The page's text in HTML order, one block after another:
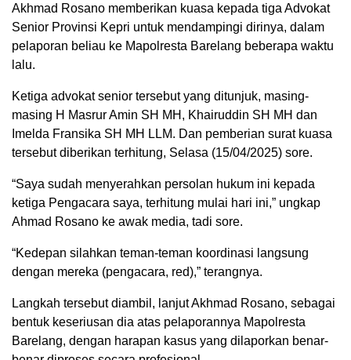
Akhmad Rosano memberikan kuasa kepada tiga Advokat
Senior Provinsi Kepri untuk mendampingi dirinya, dalam
pelaporan beliau ke Mapolresta Barelang beberapa waktu
lalu.
Ketiga advokat senior tersebut yang ditunjuk, masing-
masing H Masrur Amin SH MH, Khairuddin SH MH dan
Imelda Fransika SH MH LLM. Dan pemberian surat kuasa
tersebut diberikan terhitung, Selasa (15/04/2025) sore.
“Saya sudah menyerahkan persolan hukum ini kepada
ketiga Pengacara saya, terhitung mulai hari ini,” ungkap
Ahmad Rosano ke awak media, tadi sore.
“Kedepan silahkan teman-teman koordinasi langsung
dengan mereka (pengacara, red),” terangnya.
Langkah tersebut diambil, lanjut Akhmad Rosano, sebagai
bentuk keseriusan dia atas pelaporannya Mapolresta
Barelang, dengan harapan kasus yang dilaporkan benar-